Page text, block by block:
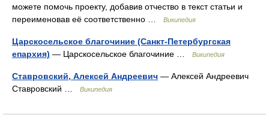
можете помочь проекту, добавив отчество в текст статьи и
переименовав её соответственно …
Википедия
Царскосельское благочиние (Санкт-Петербургская
епархия) — Царскосельское благочиние … Википедия
Ставровский, Алексей Андреевич — Алексей Андреевич
Ставровский …
Википедия